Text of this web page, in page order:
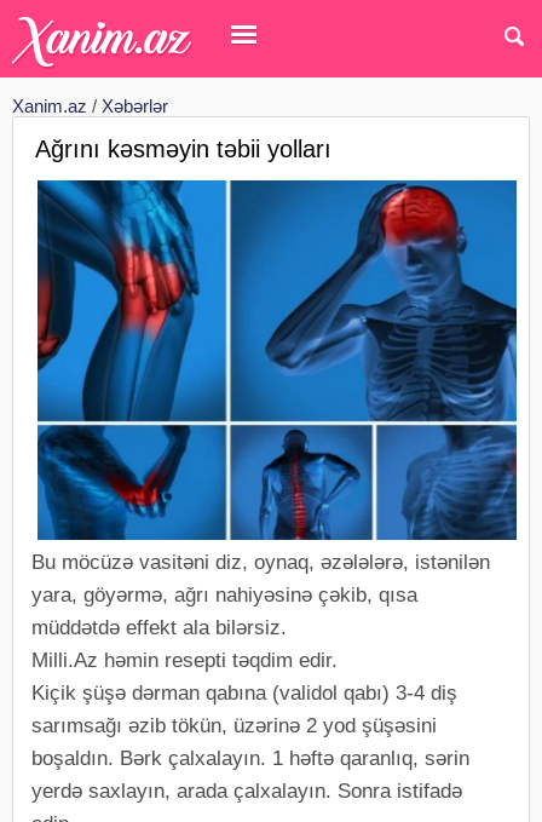
Xanim.az / Xəbərlər
Ağrını kəsməyin təbii yolları
Bu möcüzə vasitəni diz, oynaq, əzələlərə, istənilən
yara, göyərmə, ağrı nahiyəsinə çəkib, qısa
müddətdə effekt ala bilərsiz.
Milli.Az həmin resepti təqdim edir.
Kiçik şüşə dərman qabına (validol qabı) 3-4 diş
sarımsağı əzib tökün, üzərinə 2 yod şüşəsini
boşaldın. Bərk çalxalayın. 1 həftə qaranlıq, sərin
yerdə saxlayın, arada çalxalayın. Sonra istifadə